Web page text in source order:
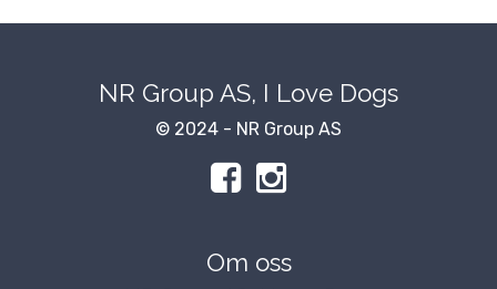
NR Group AS, I Love Dogs
© 2024 - NR Group AS
Om oss